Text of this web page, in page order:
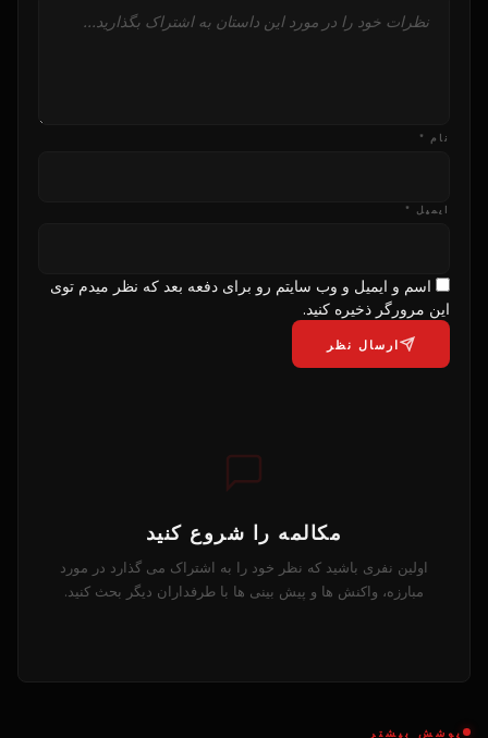
نام *
ایمیل *
اسم و ایمیل و وب سایتم رو برای دفعه بعد که نظر میدم توی
این مرورگر ذخیره کنید.
ارسال نظر
مکالمه را شروع کنید
اولین نفری باشید که نظر خود را به اشتراک می گذارد در مورد
مبارزه، واکنش ها و پیش بینی ها با طرفداران دیگر بحث کنید.
پوشش بیشتر